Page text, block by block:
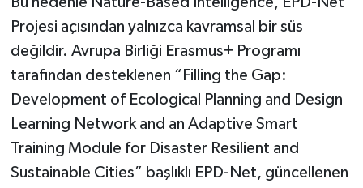
Projesi açısından yalnızca kavramsal bir süs
değildir. Avrupa Birliği Erasmus+ Programı
tarafından desteklenen “Filling the Gap:
Development of Ecological Planning and Design
Learning Network and an Adaptive Smart
Training Module for Disaster Resilient and
Sustainable Cities” başlıklı EPD-Net, güncellenen